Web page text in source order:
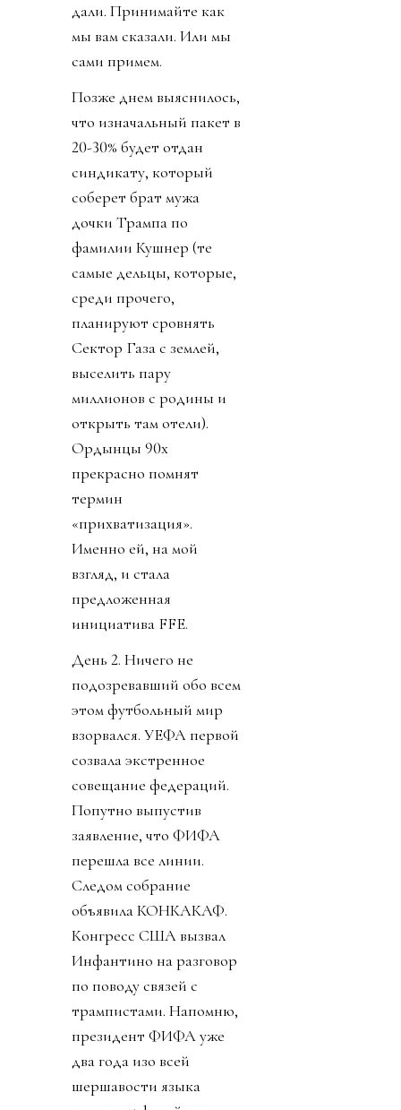
дали. Принимайте как
мы вам сказали. Или мы
сами примем.
Позже днем выяснилось,
что изначальный пакет в
20-30% будет отдан
синдикату, который
соберет брат мужа
дочки Трампа по
фамилии Кушнер (те
самые дельцы, которые,
среди прочего,
планируют сровнять
Сектор Газа с землей,
выселить пару
миллионов с родины и
открыть там отели).
Ордынцы 90х
прекрасно помнят
термин
«прихватизация».
Именно ей, на мой
взгляд, и стала
предложенная
инициатива FFE.
День 2. Ничего не
подозревавший обо всем
этом футбольный мир
взорвался. УЕФА первой
созвала экстренное
совещание федераций.
Попутно выпустив
заявление, что ФИФА
перешла все линии.
Следом собрание
объявила КОНКАКАФ.
Конгресс США вызвал
Инфантино на разговор
по поводу связей с
трампистами. Напомню,
президент ФИФА уже
два года изо всей
шершавости языка